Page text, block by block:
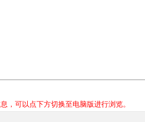
，可以点下方切换至电脑版进行浏览。